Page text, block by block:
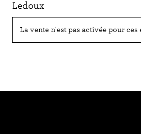
Ledoux
La vente n'est pas activée pour ces